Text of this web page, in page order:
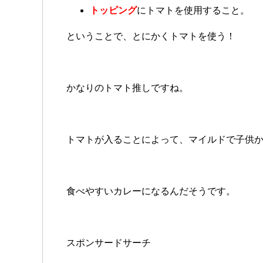
トッピングにトマトを使用すること。
ということで、とにかくトマトを使う！
かなりのトマト推しですね。
トマトが入ることによって、マイルドで子供
食べやすいカレーになるんだそうです。
スポンサードサーチ